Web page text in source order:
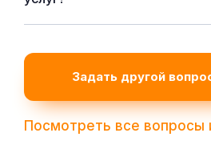
Задать другой
Посмотреть все вопросы